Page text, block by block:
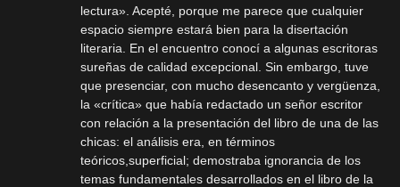
lectura». Acepté, porque me parece que cualquier
espacio siempre estará bien para la disertación
literaria. En el encuentro conocí a algunas escritoras
sureñas de calidad excepcional. Sin embargo, tuve
que presenciar, con mucho desencanto y vergüenza,
la «crítica» que había redactado un señor escritor
con relación a la presentación del libro de una de las
chicas: el análisis era, en términos
teóricos,superficial; demostraba ignorancia de los
temas fundamentales desarrollados en el libro de la